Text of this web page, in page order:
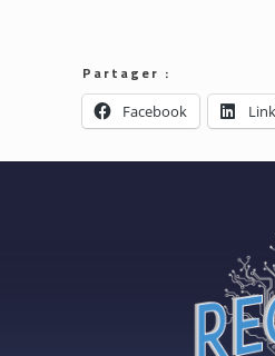
Partager :
Facebook